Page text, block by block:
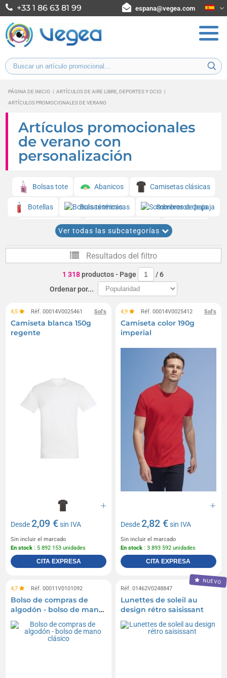
+33 1 86 63 81 99 espana@vegea.com
PÁGINA DE INICIO | ARTÍCULOS DE AIRE LIBRE, DEPORTES Y OCIO |
ARTÍCULOS PROMOCIONALES DE VERANO
Artículos promocionales
de verano con
personalización
Bolsas tote Abanicos Camisetas clásicas
Botellas Bolsas térmicas Sombreros de paja
Gafas de sol Botellas de agua
Foutas Toallas de playa Bolsas de playa
Difusores de niebla
Pareos Polos de manga corta
Accesorios y utensilios de barbacoa
Gafas de eclipse Viseras Chanclas
Ventiladores Parrillas
Ver todas las subcategorías
Resultados del filtro
1 318productos- Page /6
Ordenar por...
Sol's
4,5 Réf. 00014V0025461
Camiseta blanca 150g
regente
Desde2,09 €sin IVA
Sin incluir el marcado
En stock : 5 892 153 unidades
CITA EXPRESA
Sol's
4,9 Réf. 00014V0025412
Camiseta color 190g
imperial
Desde2,82 €sin IVA
Sin incluir el marcado
En stock : 3 893 592 unidades
CITA EXPRESA
4,7 Réf. 00011V0101092
Bolso de compras de
algodón - bolso de mano
clásico
NUEVO
Réf. 01462V0248847
Lunettes de soleil au
design rétro saisissant